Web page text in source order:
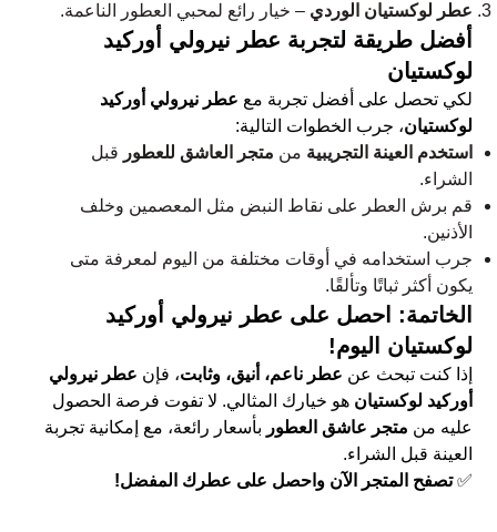
عطر لوكستيان الوردي – خيار رائع لمحبي العطور الناعمة.
أفضل طريقة لتجربة عطر نيرولي أوركيد
لوكستيان
لكي تحصل على أفضل تجربة مع عطر نيرولي أوركيد
لوكستيان، جرب الخطوات التالية:
استخدم العينة التجريبية من متجر العاشق للعطور قبل
الشراء.
قم برش العطر على نقاط النبض مثل المعصمين وخلف
الأذنين.
جرب استخدامه في أوقات مختلفة من اليوم لمعرفة متى
يكون أكثر ثباتًا وتألقًا.
الخاتمة: احصل على عطر نيرولي أوركيد
لوكستيان اليوم!
إذا كنت تبحث عن عطر ناعم، أنيق، وثابت، فإن عطر نيرولي
أوركيد لوكستيان هو خيارك المثالي. لا تفوت فرصة الحصول
عليه من متجر عاشق العطور بأسعار رائعة، مع إمكانية تجربة
العينة قبل الشراء.
✅تصفح المتجر الآن واحصل على عطرك المفضل!